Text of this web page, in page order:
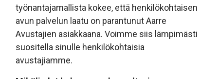
työnantajamallista kokee, että henkilökohtaisen
avun palvelun laatu on parantunut Aarre
Avustajien asiakkaana. Voimme siis lämpimästi
suositella sinulle henkilökohtaisia
avustajiamme.